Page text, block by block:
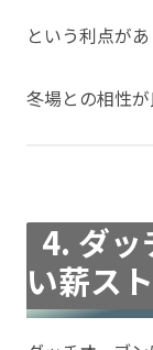
という利点があ
冬場との相性が
4. ダッ
い薪ス